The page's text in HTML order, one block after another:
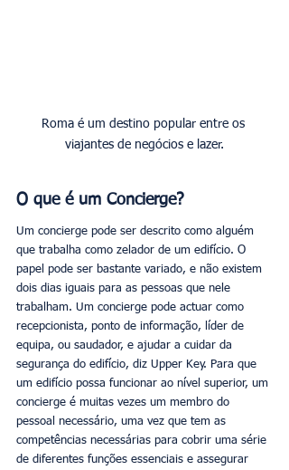
Roma é um destino popular entre os
viajantes de negócios e lazer.
O que é um Concierge?
Um concierge pode ser descrito como alguém
que trabalha como zelador de um edifício. O
papel pode ser bastante variado, e não existem
dois dias iguais para as pessoas que nele
trabalham. Um concierge pode actuar como
recepcionista, ponto de informação, líder de
equipa, ou saudador, e ajudar a cuidar da
segurança do edifício, diz Upper Key. Para que
um edifício possa funcionar ao nível superior, um
concierge é muitas vezes um membro do
pessoal necessário, uma vez que tem as
competências necessárias para cobrir uma série
de diferentes funções essenciais e assegurar